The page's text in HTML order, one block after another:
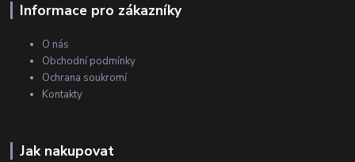
Informace pro zákazníky
O nás
Obchodní podmínky
Ochrana soukromí
Kontakty
Jak nakupovat